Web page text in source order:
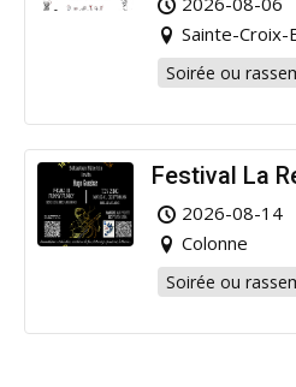
!
Sainte-Croix-
Soirée ou
Festival La
2026-08-14
Colonne
Soirée ou